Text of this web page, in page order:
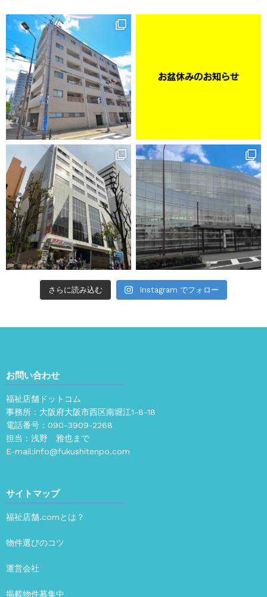
さらに読み込む Instagram でフォロー
お問い合わせ
福祉店舗ドットコム
事務所：大阪府大阪市西区南堀江1-8-18
電話番号： 090-3909-2268
担当：浅野 雅也まで
E-mail:info@fukushitenpo.com
サイトマップ
福祉店舗.comとは？
物件選びのコツ
運営会社
掲載物件募集中